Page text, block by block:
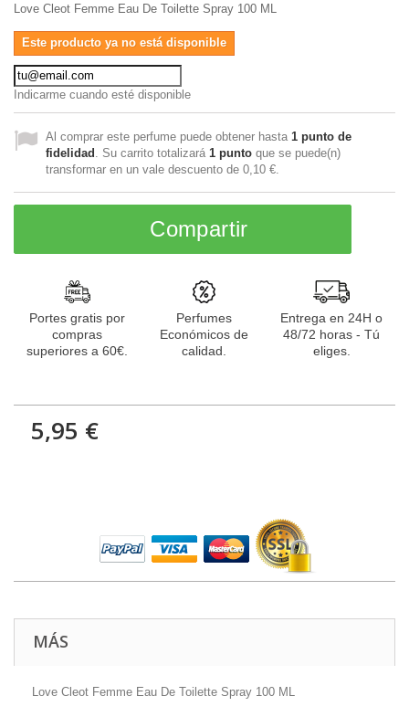
Love Cleot Femme Eau De Toilette Spray 100 ML
Este producto ya no está disponible
Indicarme cuando esté disponible
Al comprar este perfume puede obtener hasta 1 punto de
fidelidad . Su carrito totalizará 1 punto que se puede(n)
transformar en un vale descuento de 0,10 €
Compartir
Portes gratis por
compras
superiores a 60€.
Perfumes
Económicos de
calidad.
Entrega en 24H o
48/72 horas - Tú
eliges.
5,95 €
MÁS
Love Cleot Femme Eau De Toilette Spray 100 ML